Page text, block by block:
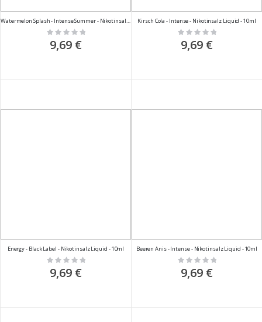
Watermelon Splash - Intense Summer - Nikotinsalz Liquid - 10ml
Rating:
0%
9,69 €
Kirsch Cola - Intense - Nikotinsalz Liquid - 10ml
Rating:
0%
9,69 €
Energy - Black Label - Nikotinsalz Liquid - 10ml
Rating:
0%
9,69 €
Beeren Anis - Intense - Nikotinsalz Liquid - 10ml
Rating:
0%
9,69 €